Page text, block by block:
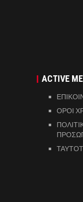
ACTIVE
ΟΡΟΙ